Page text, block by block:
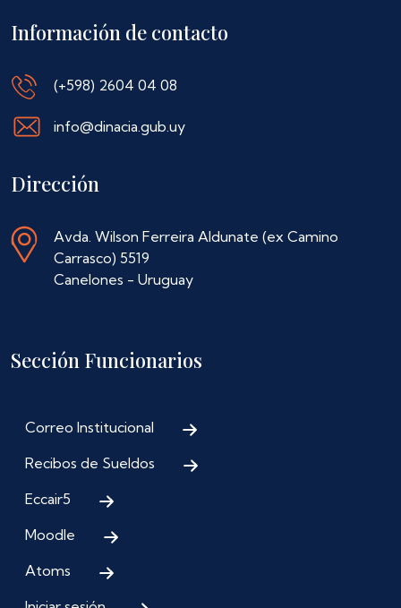
Información de contacto
(+598) 2604 04 08
info@dinacia.gub.uy
Dirección
Avda. Wilson Ferreira Aldunate (ex Camino
Carrasco) 5519
Canelones - Uruguay
Sección Funcionarios
Correo Institucional
Recibos de Sueldos
Eccair5
Moodle
Atoms